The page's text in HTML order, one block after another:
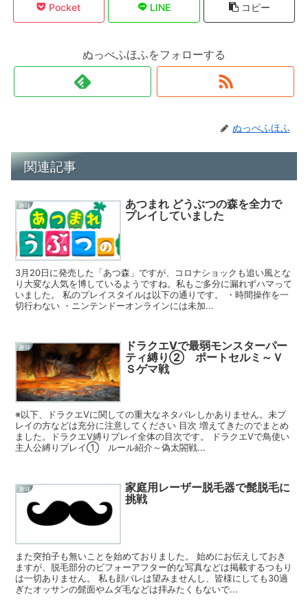
Pocket LINE コピー
ぬっぺふほふをフォローする
ぬっぺふほふ
関連記事
趣味
あつまれ どうぶつの森を全力で
プレイしていました
3月20日に発売した「あつ森」ですが、コロナショックも追い風とな
り大変な人気を博しているようですね。私もご多分に漏れずハマって
いました。 私のプレイスタイルは以下の通りです。 ・時間操作を一
切行わない ・ニンテンドーオンラインには未加...
趣味
ドラクエⅤで最弱モンスターパー
ティ縛り② ポートセルミ～Ｖ
Ｓゲマ戦
※以下、ドラクエⅤに関しての重大なネタバレしかありません。未プ
レイの方などは充分に注意してください 目次 増えてきたのでまとめ
ました。ドラクエⅤ縛りプレイ全体の目次です。 ドラクエⅤで鳥使い
主人公縛りプレイ① ルール紹介～偽太閤戦...
趣味
家庭用レーザー脱毛器で髭脱毛に
挑戦
また突拍子も無いことを始めておりました。 始めにお伝えしておき
ますが、脱毛部分のビフォーアフター的な写真などは掲載するつもり
は一切ありません。 私も顔バレは望みませんし、皆様にしても30過
ぎたオッサンの髭面やムダ毛などは拝みたくもないで...